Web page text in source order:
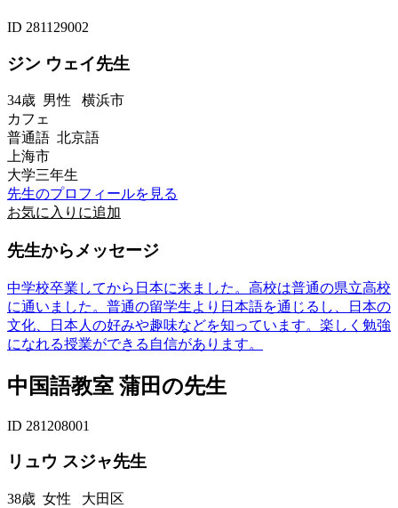
ID 281129002
ジン ウェイ先生
34歳 男性 横浜市
カフェ
普通語 北京語
上海市
大学三年生
先生のプロフィールを見る
お気に入りに追加
先生からメッセージ
中学校卒業してから日本に来ました。高校は普通の県立高校
に通いました。普通の留学生より日本語を通じるし、日本の
文化、日本人の好みや趣味などを知っています。楽しく勉強
になれる授業ができる自信があります。
中国語教室 蒲田の先生
ID 281208001
リュウ スジャ先生
38歳 女性 大田区